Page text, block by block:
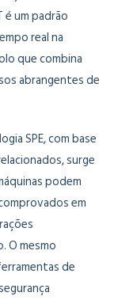
é um padrão
real na
que combina
abrangentes de
SPE, com base
surge
podem
em
O mesmo
de